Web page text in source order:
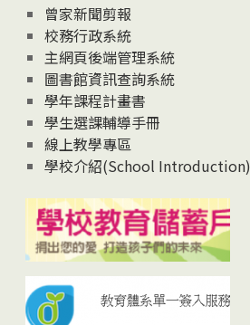
曾家新聞剪報
校務行政系統
主網頁後端管理系統
圖書館資訊查詢系統
學年課程計畫書
學生選課輔導手冊
線上教學專區
學校介紹(School Introduction)